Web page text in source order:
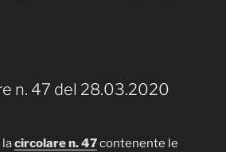
n. 47 del 28.03.2020
lacircolare n. 47contenente le